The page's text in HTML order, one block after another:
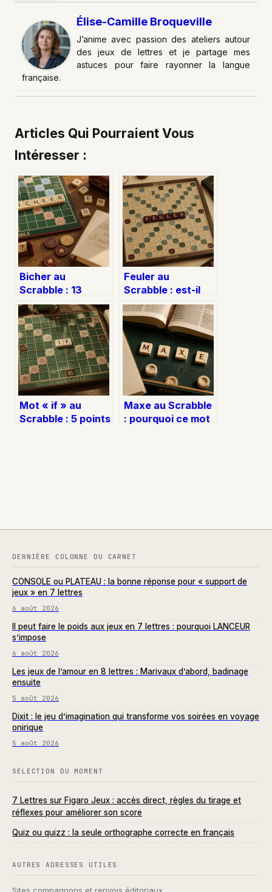
Élise-Camille Broqueville
J’anime avec passion des ateliers autour
des jeux de lettres et je partage mes
astuces pour faire rayonner la langue
française.
Articles Qui Pourraient Vous
Intéresser :
Bicher au
Scrabble : 13
points garantis et
tactiques pour
placer ce verbe
Feuler au
Scrabble : est-il
valide, combien
rapporte-t-il et
comment le placer
?
Mot « if » au
Scrabble : 5 points
Maxe au Scrabble
: pourquoi ce mot
DERNIÈRE COLONNE DU CARNET
CONSOLE ou PLATEAU : la bonne réponse pour « support de
jeux » en 7 lettres
6 août 2026
Il peut faire le poids aux jeux en 7 lettres : pourquoi LANCEUR
s’impose
6 août 2026
Les jeux de l’amour en 8 lettres : Marivaux d’abord, badinage
ensuite
5 août 2026
Dixit : le jeu d’imagination qui transforme vos soirées en voyage
onirique
5 août 2026
SÉLECTION DU MOMENT
7 Lettres sur Figaro Jeux : accès direct, règles du tirage et
réflexes pour améliorer son score
Quiz ou quizz : la seule orthographe correcte en français
AUTRES ADRESSES UTILES